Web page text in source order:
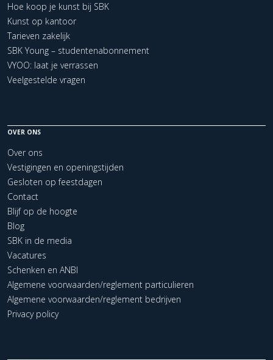
Hoe koop je kunst bij SBK
Kunst op kantoor
Tarieven zakelijk
SBK Young – studentenabonnement
VYOO: laat je verrassen
Veelgestelde vragen
OVER ONS
Over ons
Vestigingen en openingstijden
Gesloten op feestdagen
Contact
Blijf op de hoogte
Blog
SBK in de media
Vacatures
Schenken en ANBI
Algemene voorwaarden/reglement particulieren
Algemene voorwaarden/reglement bedrijven
Privacy policy